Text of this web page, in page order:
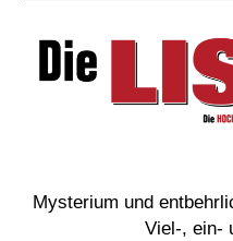
Mysterium und
Viel-, ein-